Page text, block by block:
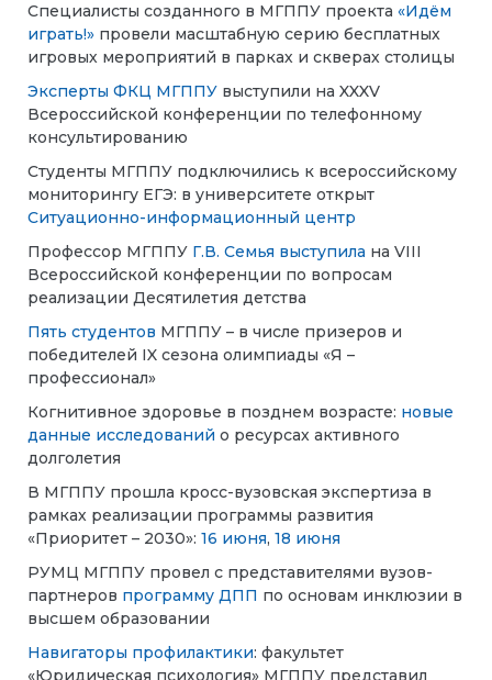
Специалисты созданного в МГППУ проекта «Идём
играть!» провели масштабную серию бесплатных
игровых мероприятий в парках и скверах столицы
Эксперты ФКЦ МГППУ выступили на XXXV
Всероссийской конференции по телефонному
консультированию
Студенты МГППУ подключились к всероссийскому
мониторингу ЕГЭ: в университете открыт
Ситуационно-информационный центр
Профессор МГППУ Г.В. Семья выступила на VIII
Всероссийской конференции по вопросам
реализации Десятилетия детства
Пять студентов МГППУ – в числе призеров и
победителей IX сезона олимпиады «Я –
профессионал»
Когнитивное здоровье в позднем возрасте: новые
данные исследований о ресурсах активного
долголетия
В МГППУ прошла кросс-вузовская экспертиза в
рамках реализации программы развития
«Приоритет – 2030»: 16 июня, 18 июня
РУМЦ МГППУ провел с представителями вузов-
партнеров программу ДПП по основам инклюзии в
высшем образовании
Навигаторы профилактики: факультет
«Юридическая психология» МГППУ представил